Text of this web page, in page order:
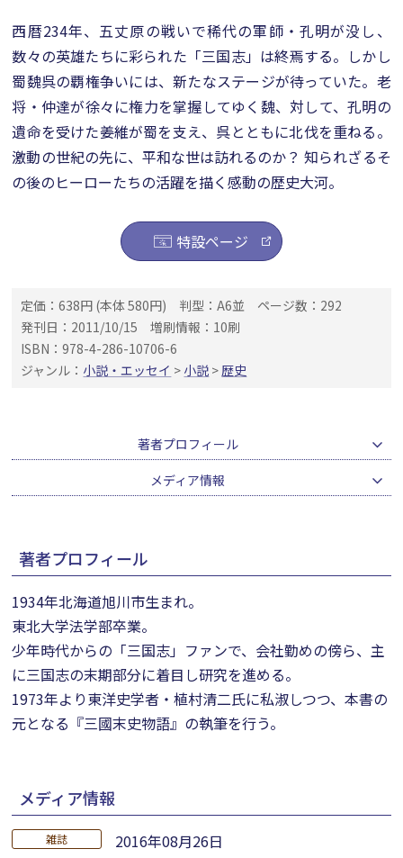
西暦234年、五丈原の戦いで稀代の軍師・孔明が没し、
数々の英雄たちに彩られた「三国志」は終焉する。しかし
蜀魏呉の覇権争いには、新たなステージが待っていた。老
将・仲達が徐々に権力を掌握してゆく魏、対して、孔明の
遺命を受けた姜維が蜀を支え、呉とともに北伐を重ねる。
激動の世紀の先に、平和な世は訪れるのか？ 知られざるそ
の後のヒーローたちの活躍を描く感動の歴史大河。
特設ページ
定価：638円 (本体 580円) 判型：A6並
ページ数：292
発刊日：2011/10/15
増刷情報：10刷
ISBN：978-4-286-10706-6
ジャンル： 小説・エッセイ > 小説 >歴史
著者プロフィール
メディア情報
著者プロフィール
1934年北海道旭川市生まれ。
東北大学法学部卒業。
少年時代からの「三国志」ファンで、会社勤めの傍ら、主
に三国志の末期部分に着目し研究を進める。
1973年より東洋史学者・植村清二氏に私淑しつつ、本書の
元となる『三國末史物語』の執筆を行う。
メディア情報
雑誌
2016年08月26日